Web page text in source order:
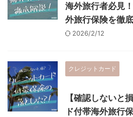
海外旅行者必見
外旅行保険を徹
2026/2/12
クレジットカード
【確認しないと
ド付帯海外旅行